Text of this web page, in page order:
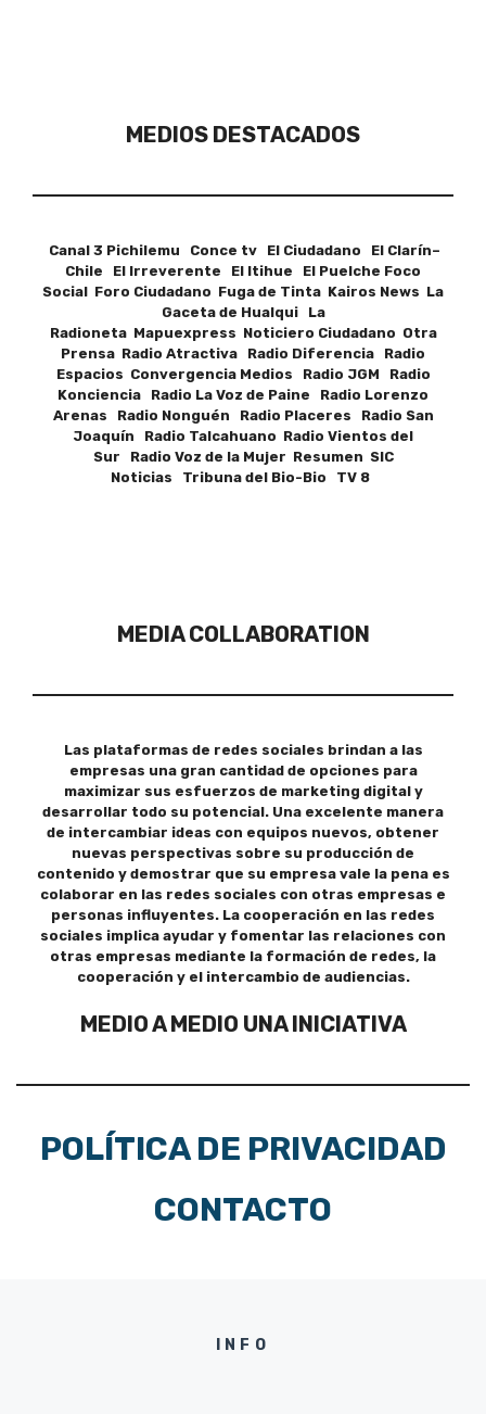
MEDIOS DESTACADOS
Canal 3 Pichilemu Conce tv El Ciudadano El Clarín–
Chile El Irreverente El Itihue El Puelche Foco
Social Foro Ciudadano Fuga de Tinta Kairos News La
Gaceta de Hualqui La
Radioneta Mapuexpress Noticiero Ciudadano Otra
Prensa Radio Atractiva Radio Diferencia Radio
Espacios Convergencia Medios Radio JGM Radio
Konciencia Radio La Voz de Paine Radio Lorenzo
Arenas Radio Nonguén Radio Placeres Radio San
Joaquín Radio Talcahuano Radio Vientos del
Sur Radio Voz de la Mujer Resumen SIC
Noticias Tribuna del Bio-Bio TV 8
MEDIA COLLABORATION
Las plataformas de redes sociales brindan a las
empresas una gran cantidad de opciones para
maximizar sus esfuerzos de marketing digital y
desarrollar todo su potencial. Una excelente manera
de intercambiar ideas con equipos nuevos, obtener
nuevas perspectivas sobre su producción de
contenido y demostrar que su empresa vale la pena es
colaborar en las redes sociales con otras empresas e
personas influyentes. La cooperación en las redes
sociales implica ayudar y fomentar las relaciones con
otras empresas mediante la formación de redes, la
cooperación y el intercambio de audiencias.
MEDIO A MEDIO UNA INICIATIVA
POLÍTICA DE PRIVACIDAD
CONTACTO
INFO